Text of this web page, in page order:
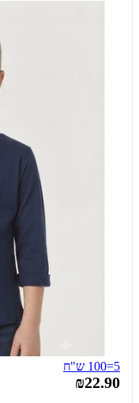
5=100 ש"ח
₪22.90